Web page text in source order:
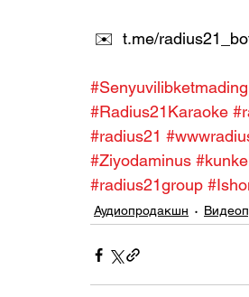
✉️  t.me/
#Senyuvilibketmading
#Radius21Karaoke
#radius21
#Ziyodaminus
#radius21group
Аудиопродакшн